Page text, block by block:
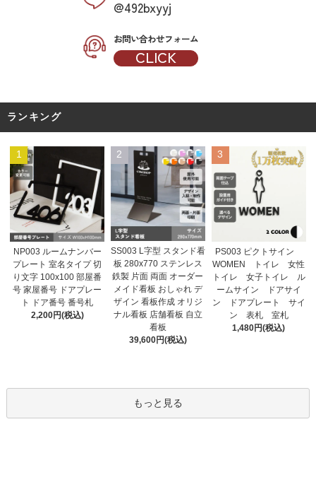
@492bxyyj
お問い合わせフォーム
CLICK
ランキング
1
NP003 ルームナンバー
プレート 室名タイプ 切
り文字 100x100 部屋番
号 家屋番号 ドアプレー
ト ドア番号 番号札
2,200円(税込)
2
SS003 L字型 スタンド看
板 280x770 ステンレス
鉄製 片面 両面 オーダー
メイド看板 おしゃれ デ
ザイン 看板作成 オリジ
ナル看板 店舗看板 自立
看板
39,600円(税込)
3
PS003 ピクトサイン
WOMEN トイレ 女性
トイレ 女子トイレ ル
ームサイン ドアサイ
ン ドアプレート サイ
ン 表札 室札
1,480円(税込)
もっと見る